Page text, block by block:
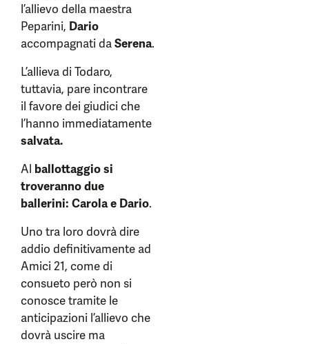
l’allievo della maestra
Peparini, Dario
accompagnati daSerena.
L’allieva di Todaro,
tuttavia, pare incontrare
il favore dei giudici che
l’hanno immediatamente
salvata.
Al ballottaggio si
troveranno due
ballerini: Carola e Dario.
Uno tra loro dovrà dire
addio definitivamente ad
Amici 21, come di
consueto però non si
conosce tramite le
anticipazioni l’allievo che
dovrà uscire ma